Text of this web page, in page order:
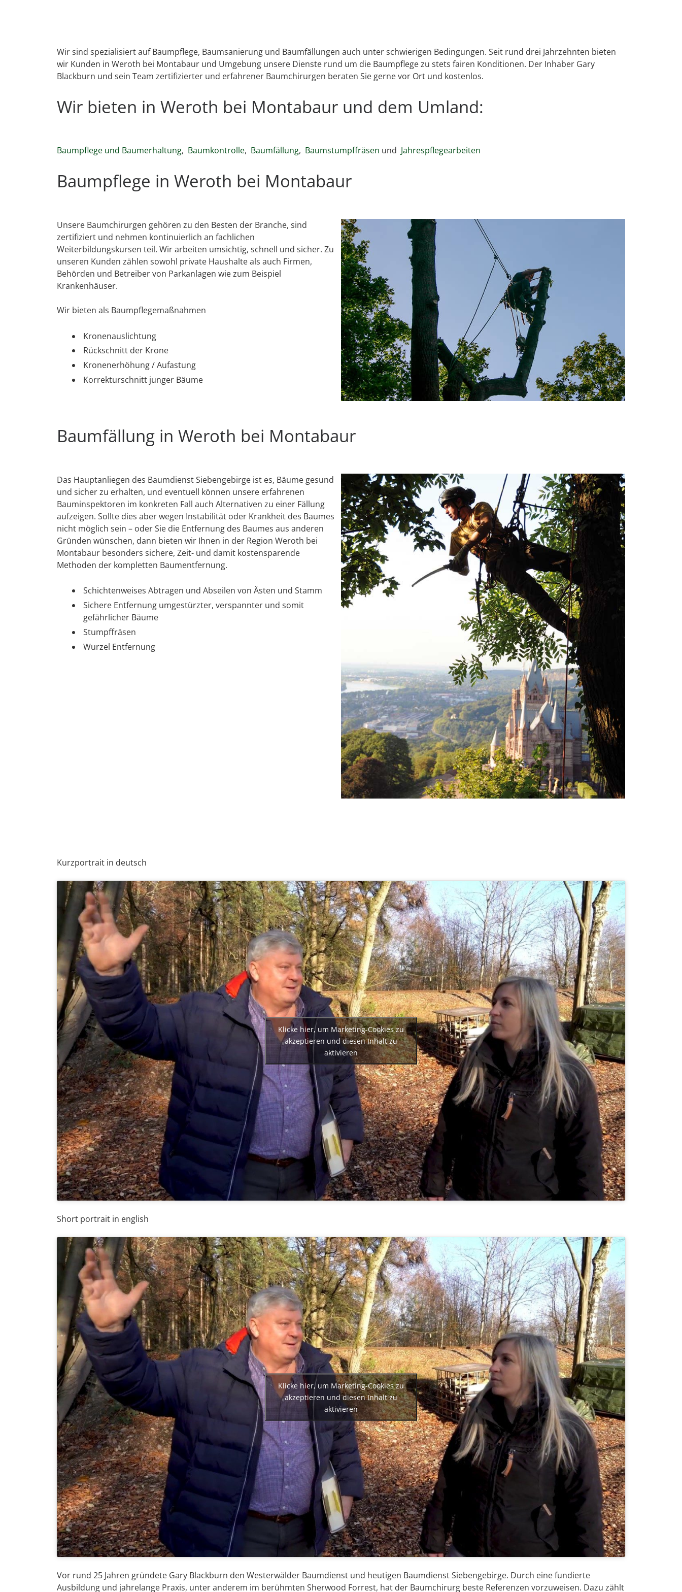
Wir sind spezialisiert auf Baumpflege, Baumsanierung und Baumfällungen auch unter schwierigen Bedingungen. Seit rund drei Jahrzehnten bieten
wir Kunden in Weroth bei Montabaur und Umgebung unsere Dienste rund um die Baumpflege zu stets fairen Konditionen. Der Inhaber Gary
Blackburn und sein Team zertifizierter und erfahrener Baumchirurgen beraten Sie gerne vor Ort und kostenlos.
Wir bieten in Weroth bei Montabaur und dem Umland:
Baumpflege und Baumerhaltung, Baumkontrolle, Baumfällung, Baumstumpffräsen und Jahrespflegearbeiten
Baumpflege in Weroth bei Montabaur
Unsere Baumchirurgen gehören zu den Besten der Branche, sind
zertifiziert und nehmen kontinuierlich an fachlichen
Weiterbildungskursen teil. Wir arbeiten umsichtig, schnell und sicher. Zu
unseren Kunden zählen sowohl private Haushalte als auch Firmen,
Behörden und Betreiber von Parkanlagen wie zum Beispiel
Krankenhäuser.
Wir bieten als Baumpflegemaßnahmen
Kronenauslichtung
Rückschnitt der Krone
Kronenerhöhung / Aufastung
Korrekturschnitt junger Bäume
Baumfällung in Weroth bei Montabaur
Das Hauptanliegen des Baumdienst Siebengebirge ist es, Bäume gesund
und sicher zu erhalten, und eventuell können unsere erfahrenen
Bauminspektoren im konkreten Fall auch Alternativen zu einer Fällung
aufzeigen. Sollte dies aber wegen Instabilität oder Krankheit des Baumes
nicht möglich sein – oder Sie die Entfernung des Baumes aus anderen
Gründen wünschen, dann bieten wir Ihnen in der Region Weroth bei
Montabaur besonders sichere, Zeit- und damit kostensparende
Methoden der kompletten Baumentfernung.
Schichtenweises Abtragen und Abseilen von Ästen und Stamm
Sichere Entfernung umgestürzter, verspannter und somit
gefährlicher Bäume
Stumpffräsen
Wurzel Entfernung
Kurzportrait in deutsch
Klicke hier, um Marketing-Cookies zu
akzeptieren und diesen Inhalt zu
aktivieren
Short portrait in english
Klicke hier, um Marketing-Cookies zu
akzeptieren und diesen Inhalt zu
aktivieren
Vor rund 25 Jahren gründete Gary Blackburn den Westerwälder Baumdienst und heutigen Baumdienst Siebengebirge. Durch eine fundierte
Ausbildung und jahrelange Praxis, unter anderem im berühmten Sherwood Forrest, hat der Baumchirurg beste Referenzen vorzuweisen. Dazu zählt